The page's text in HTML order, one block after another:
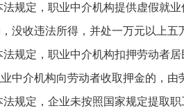
规定，职业中介机构提供虚假就
没收违法所得，并处一万元以上
规定，职业中介机构扣押劳动者
中介机构向劳动者收取押金的，由
规定，企业未按照国家规定提取